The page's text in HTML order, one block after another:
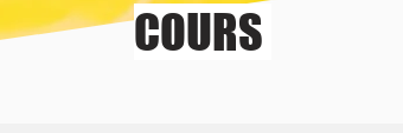
COURS